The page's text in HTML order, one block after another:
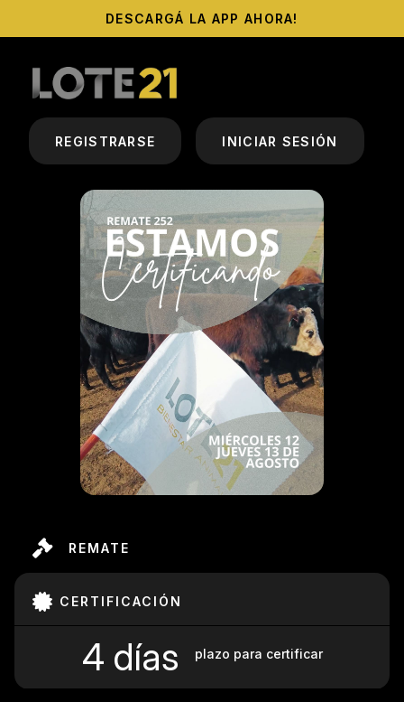
DESCARGÁ LA APP AHORA!
REGISTRARSE INICIAR SESIÓN
REMATE
CERTIFICACIÓN
4 días plazo para certificar